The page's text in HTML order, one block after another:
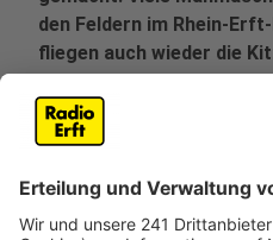
den Feldern im Rhein-
fliegen auch wieder die
Drohnen.
Veröffentlicht:
Anzeige